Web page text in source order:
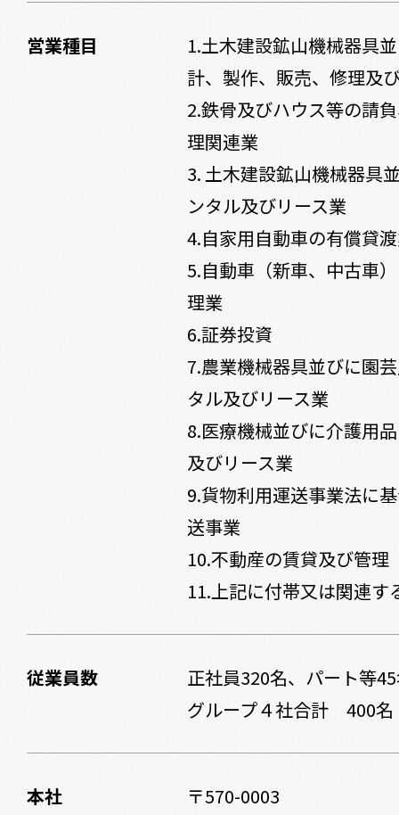
営業種目
1.土木建設鉱山機械器具
計、製作、販売、修理及
2.鉄骨及びハウス等の請
理関連業
3. 土木建設鉱山機械器具
ンタル及びリース業
4.自家用自動車の有償貸
5.自動車（新車、中古車
理業
6.証券投資
7.農業機械器具並びに園
タル及びリース業
8.医療機械並びに介護用
及びリース業
9.貨物利用運送事業法に
送事業
10.不動産の賃貸及び管理
11.上記に付帯又は関連す
従業員数
正社員320名、パート等
グループ４社合計 400名
本社
〒570-0003